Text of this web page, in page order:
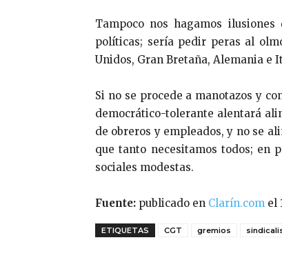
Tampoco nos hagamos
políticas; sería pedir peras al
Unidos, Gran Bretaña, Alemania e
Si no se procede a manotazos y
democrático-tolerante alentará
de obreros y empleados, y no se
que tanto necesitamos todos; en
sociales modestas.
Fuente: publicado en Clarín.com el
ETIQUETAS CGT gremios